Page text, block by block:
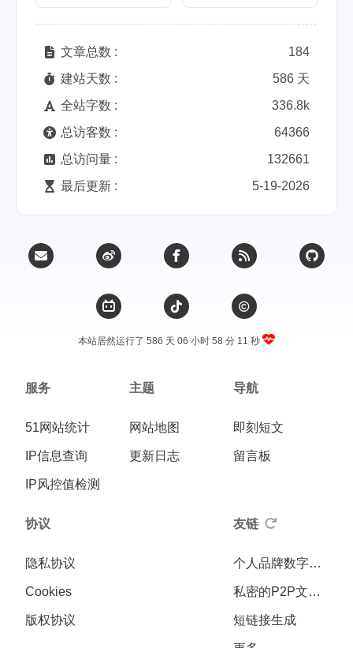
文章总数 :
184
建站天数 :
586 天
全站字数 :
336.8k
总访客数 :
64366
总访问量 :
132661
最后更新 :
5-19-2026
本站居然运行了 586 天 06 小时 58 分 11 秒
服务
51网站统计
IP信息查询
IP风控值检测
主题
网站地图
更新日志
导航
即刻短文
留言板
协议
隐私协议
Cookies
版权协议
友链
个人品牌数字化专家
私密的P2P文件传输
短链接生成